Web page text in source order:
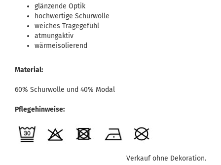
glänzende Optik
hochwertige Schurwolle
weiches Tragegefühl
atmungaktiv
wärmeisolierend
Material:
60% Schurwolle und 40% Modal
Pflegehinweise:
Verkauf ohne Dekoration.